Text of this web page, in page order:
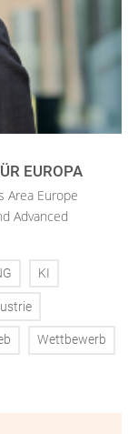
EUROPA
Area Europe
Advanced
KI
Wettbewerb